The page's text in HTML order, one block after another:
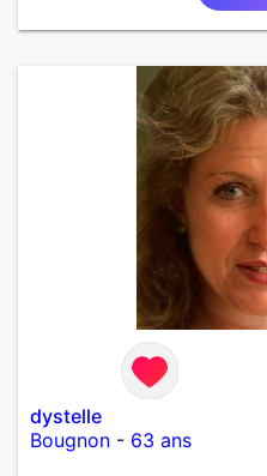
dystelle
Bougnon - 63 ans